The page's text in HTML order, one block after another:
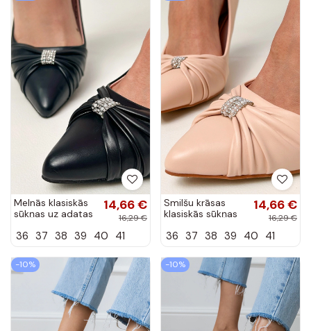
Melnās klasiskās
sūkņas uz adatas
cirkonijiem
14,66 €
16,29 €
36 37 38 39 40 41
Smilšu krāsas
klasiskās sūkņas
ar cirkonijiem
14,66 €
16,29 €
36 37 38 39 40 41
-10% -10%